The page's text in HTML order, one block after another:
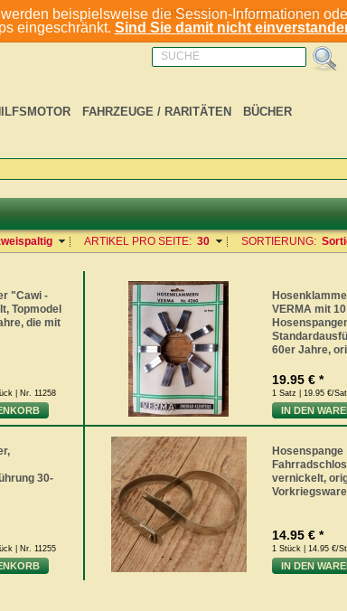
beispielsweise die Session-Informationen
eingeschränkt. Sind Sie damit nicht
ANMELDEN REGISTRIEREN
FAHRZEUGE / RARITÄTEN BÜCHER
SUCHE
SORTIERUNG:
ARTIKEL PRO SEITE: 30
"Cawi -
Topmodel
die mit
| Nr. 11258
VERMA mit
60er Jahre,
19.95 € *
1 Satz | 19.95 €/
IN DEN
30-
| Nr. 11255
Hosenspange
vernickelt,
Vorkriegsware
14.95 € *
1 Stück | 14.95 €/
IN DEN